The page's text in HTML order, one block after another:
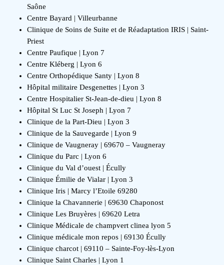
Saône
Centre Bayard | Villeurbanne
Clinique de Soins de Suite et de Réadaptation IRIS | Saint-
Priest
Centre Paufique | Lyon 7
Centre Kléberg | Lyon 6
Centre Orthopédique Santy | Lyon 8
Hôpital militaire Desgenettes | Lyon 3
Centre Hospitalier St-Jean-de-dieu | Lyon 8
Hôpital St Luc St Joseph | Lyon 7
Clinique de la Part-Dieu | Lyon 3
Clinique de la Sauvegarde | Lyon 9
Clinique de Vaugneray | 69670 – Vaugneray
Clinique du Parc | Lyon 6
Clinique du Val d’ouest | Écully
Clinique Émilie de Vialar | Lyon 3
Clinique Iris | Marcy l’Etoile 69280
Clinique la Chavannerie | 69630 Chaponost
Clinique Les Bruyères | 69620 Letra
Clinique Médicale de champvert clinea lyon 5
Clinique médicale mon repos | 69130 Écully
Clinique charcot | 69110 – Sainte-Foy-lès-Lyon
Clinique Saint Charles | Lyon 1